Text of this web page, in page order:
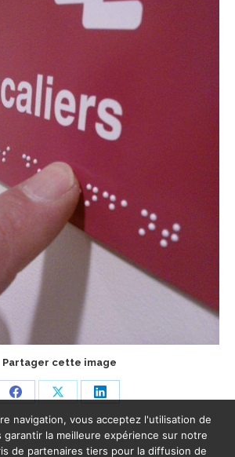
Partager cette image
Share
on
Facebook
Share
on
X
Share
on
LinkedIn
navigation, vous acceptez l'utilisation de
garantir la meilleure expérience sur notre
de partenaires tiers pour la diffusion de